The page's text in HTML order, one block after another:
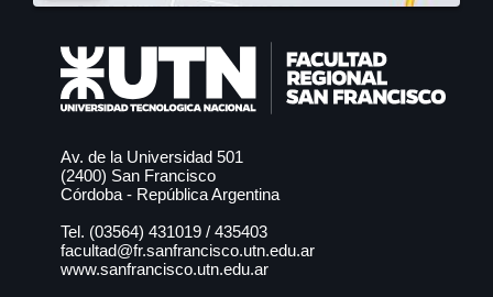
Posgrado: Maestría en Ingeniería
Ambiental
Posgrado: Maestría en Minería de
Av. de la Universidad 501
(2400) San Francisco
Córdoba - República Argentina
Tel. (03564) 431019 / 435403
facultad@fr.sanfrancisco.utn.edu.ar
www.sanfrancisco.utn.edu.ar